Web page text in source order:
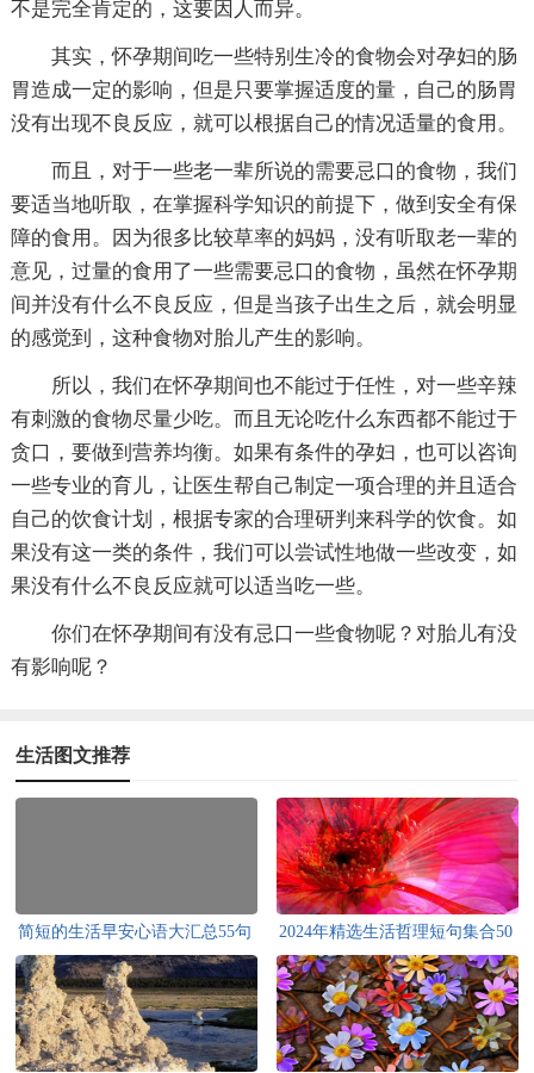
不是完全肯定的，这要因人而异。
其实，怀孕期间吃一些特别生冷的食物会对孕妇的肠
胃造成一定的影响，但是只要掌握适度的量，自己的肠胃
没有出现不良反应，就可以根据自己的情况适量的食用。
而且，对于一些老一辈所说的需要忌口的食物，我们
要适当地听取，在掌握科学知识的前提下，做到安全有保
障的食用。因为很多比较草率的妈妈，没有听取老一辈的
意见，过量的食用了一些需要忌口的食物，虽然在怀孕期
间并没有什么不良反应，但是当孩子出生之后，就会明显
的感觉到，这种食物对胎儿产生的影响。
所以，我们在怀孕期间也不能过于任性，对一些辛辣
有刺激的食物尽量少吃。而且无论吃什么东西都不能过于
贪口，要做到营养均衡。如果有条件的孕妇，也可以咨询
一些专业的育儿，让医生帮自己制定一项合理的并且适合
自己的饮食计划，根据专家的合理研判来科学的饮食。如
果没有这一类的条件，我们可以尝试性地做一些改变，如
果没有什么不良反应就可以适当吃一些。
你们在怀孕期间有没有忌口一些食物呢？对胎儿有没
有影响呢？
生活图文推荐
简短的生活早安心语大汇总55句
2024年精选生活哲理短句集合50
条